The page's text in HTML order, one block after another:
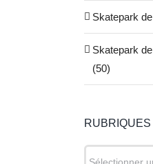
Skatepark
Skatepark
(50)
RUBRIQUES